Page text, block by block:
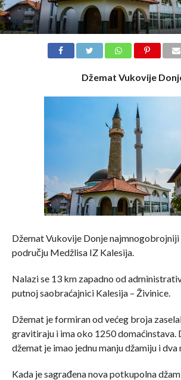
Džemat Vukovije
Džemat Vukovije Donje najmnogobrojniji
području Medžlisa IZ Kalesija.
Nalazi se 13 km zapadno od
putnoj saobraćajnici Kalesija – Živinice.
Džemat je formiran od većeg broja
gravitiraju i ima oko 1250 domaćinstava.
džemat je imao jednu manju džamiju i
Kada je sagrađena nova potkupolna